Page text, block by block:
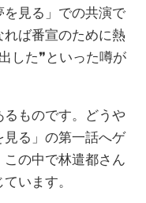
見る」での共演で
れば番宣のために熱
した❞といった噂が
ものです。どうや
見る」の第一話へゲ
の中で林遣都さん
います。